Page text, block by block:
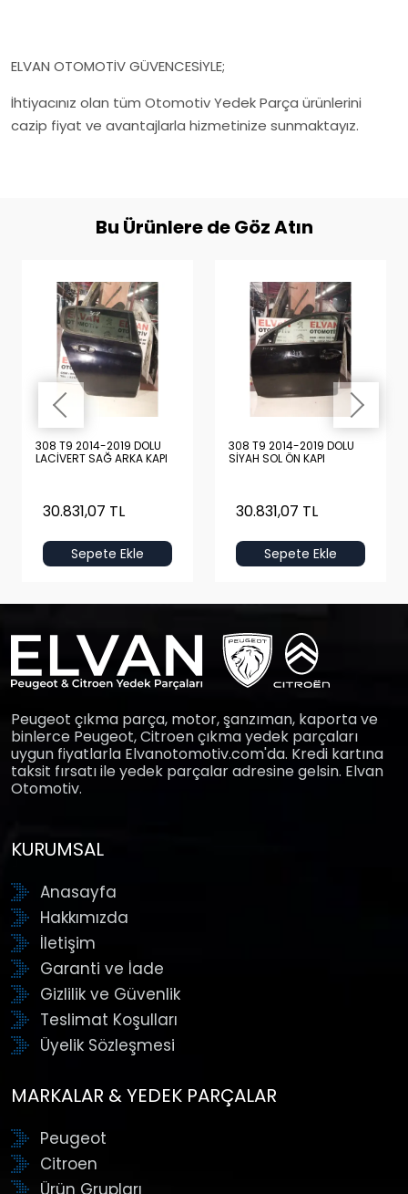
ELVAN OTOMOTİV GÜVENCESİYLE;
İhtiyacınız olan tüm Otomotiv Yedek Parça ürünlerini
cazip fiyat ve avantajlarla hizmetinize sunmaktayız.
Bu Ürünlere de Göz Atın
308 T9 2014-2019 DOLU
LACİVERT SAĞ ARKA KAPI
30.831,07 TL
Sepete Ekle
308 T9 2014-2019 DOLU
SİYAH SOL ÖN KAPI
30.831,07 TL
Sepete Ekle
Peugeot çıkma parça, motor, şanzıman, kaporta ve
binlerce Peugeot, Citroen çıkma yedek parçaları
uygun fiyatlarla Elvanotomotiv.com'da. Kredi kartına
taksit fırsatı ile yedek parçalar adresine gelsin. Elvan
Otomotiv.
KURUMSAL
Anasayfa
Hakkımızda
İletişim
Garanti ve İade
Gizlilik ve Güvenlik
Teslimat Koşulları
Üyelik Sözleşmesi
MARKALAR & YEDEK PARÇALAR
Peugeot
Citroen
Ürün Grupları